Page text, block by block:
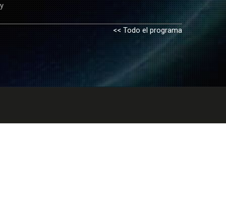
<< Todo el programa